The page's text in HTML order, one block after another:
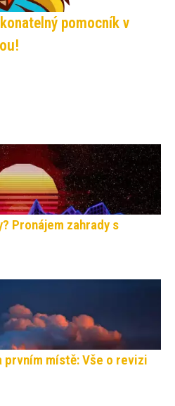
pomocník v
Pronájem zahrady s
prvním místě: Vše o revizi